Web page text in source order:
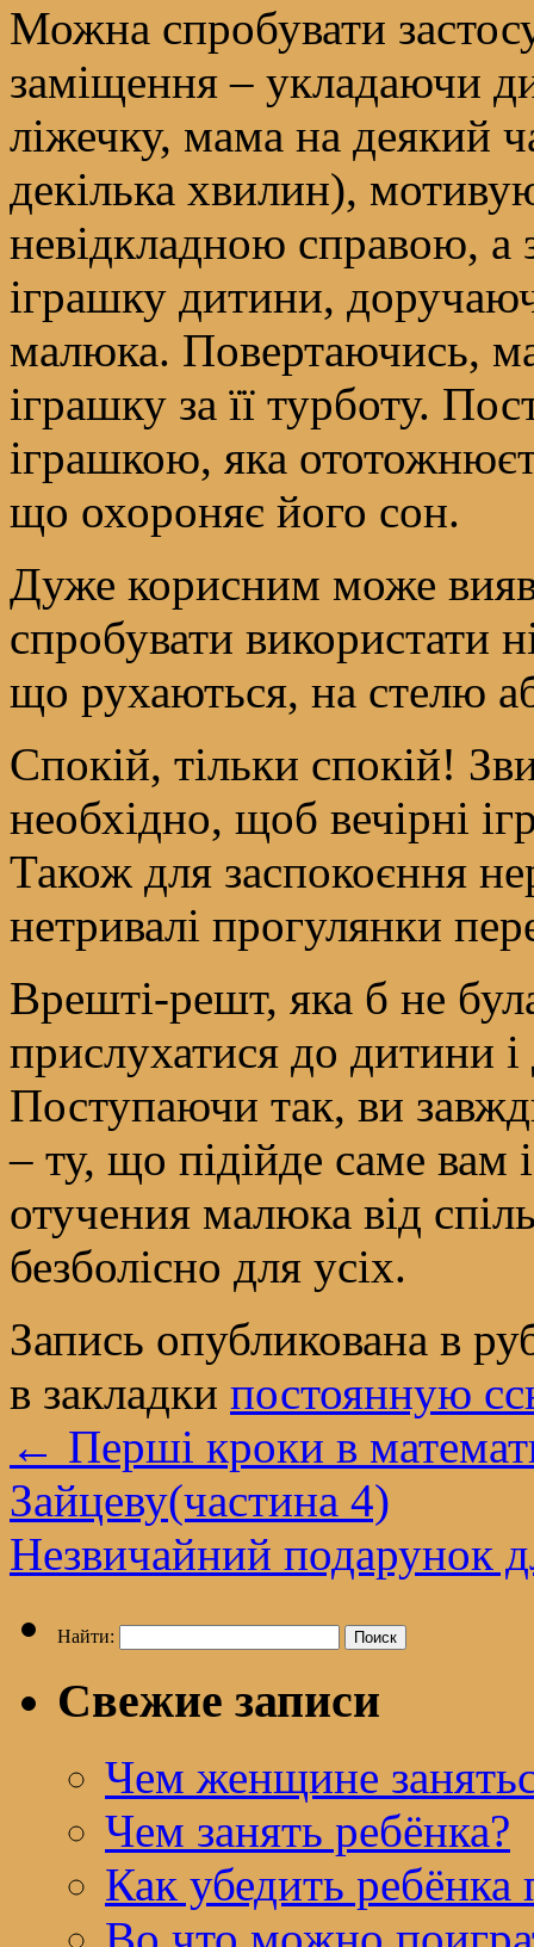
Можна спробувати
заміщення – укладаючи
ліжечку, мама на деякий
декілька хвилин),
невідкладною справою, а
іграшку дитини,
малюка. Повертаючись,
іграшку за її турботу.
іграшкою, яка
що охороняє його сон.
Дуже корисним може
спробувати використати
що рухаються, на стелю
Спокій, тільки спокій!
необхідно, щоб вечірні
Також для заспокоєння
нетривалі прогулянки
Врешті-решт, яка б не
прислухатися до дитини і
Поступаючи так, ви
– ту, що підійде саме вам
отучения малюка від
безболісно для усіх.
Запись опубликована в
в закладки постоянную
← Перші кроки в
Зайцеву(частина 4)
Незвичайний подарунок
Найти:
Свежие записи
Чем женщине
Чем занять ребёнка?
Как убедить ребёнка